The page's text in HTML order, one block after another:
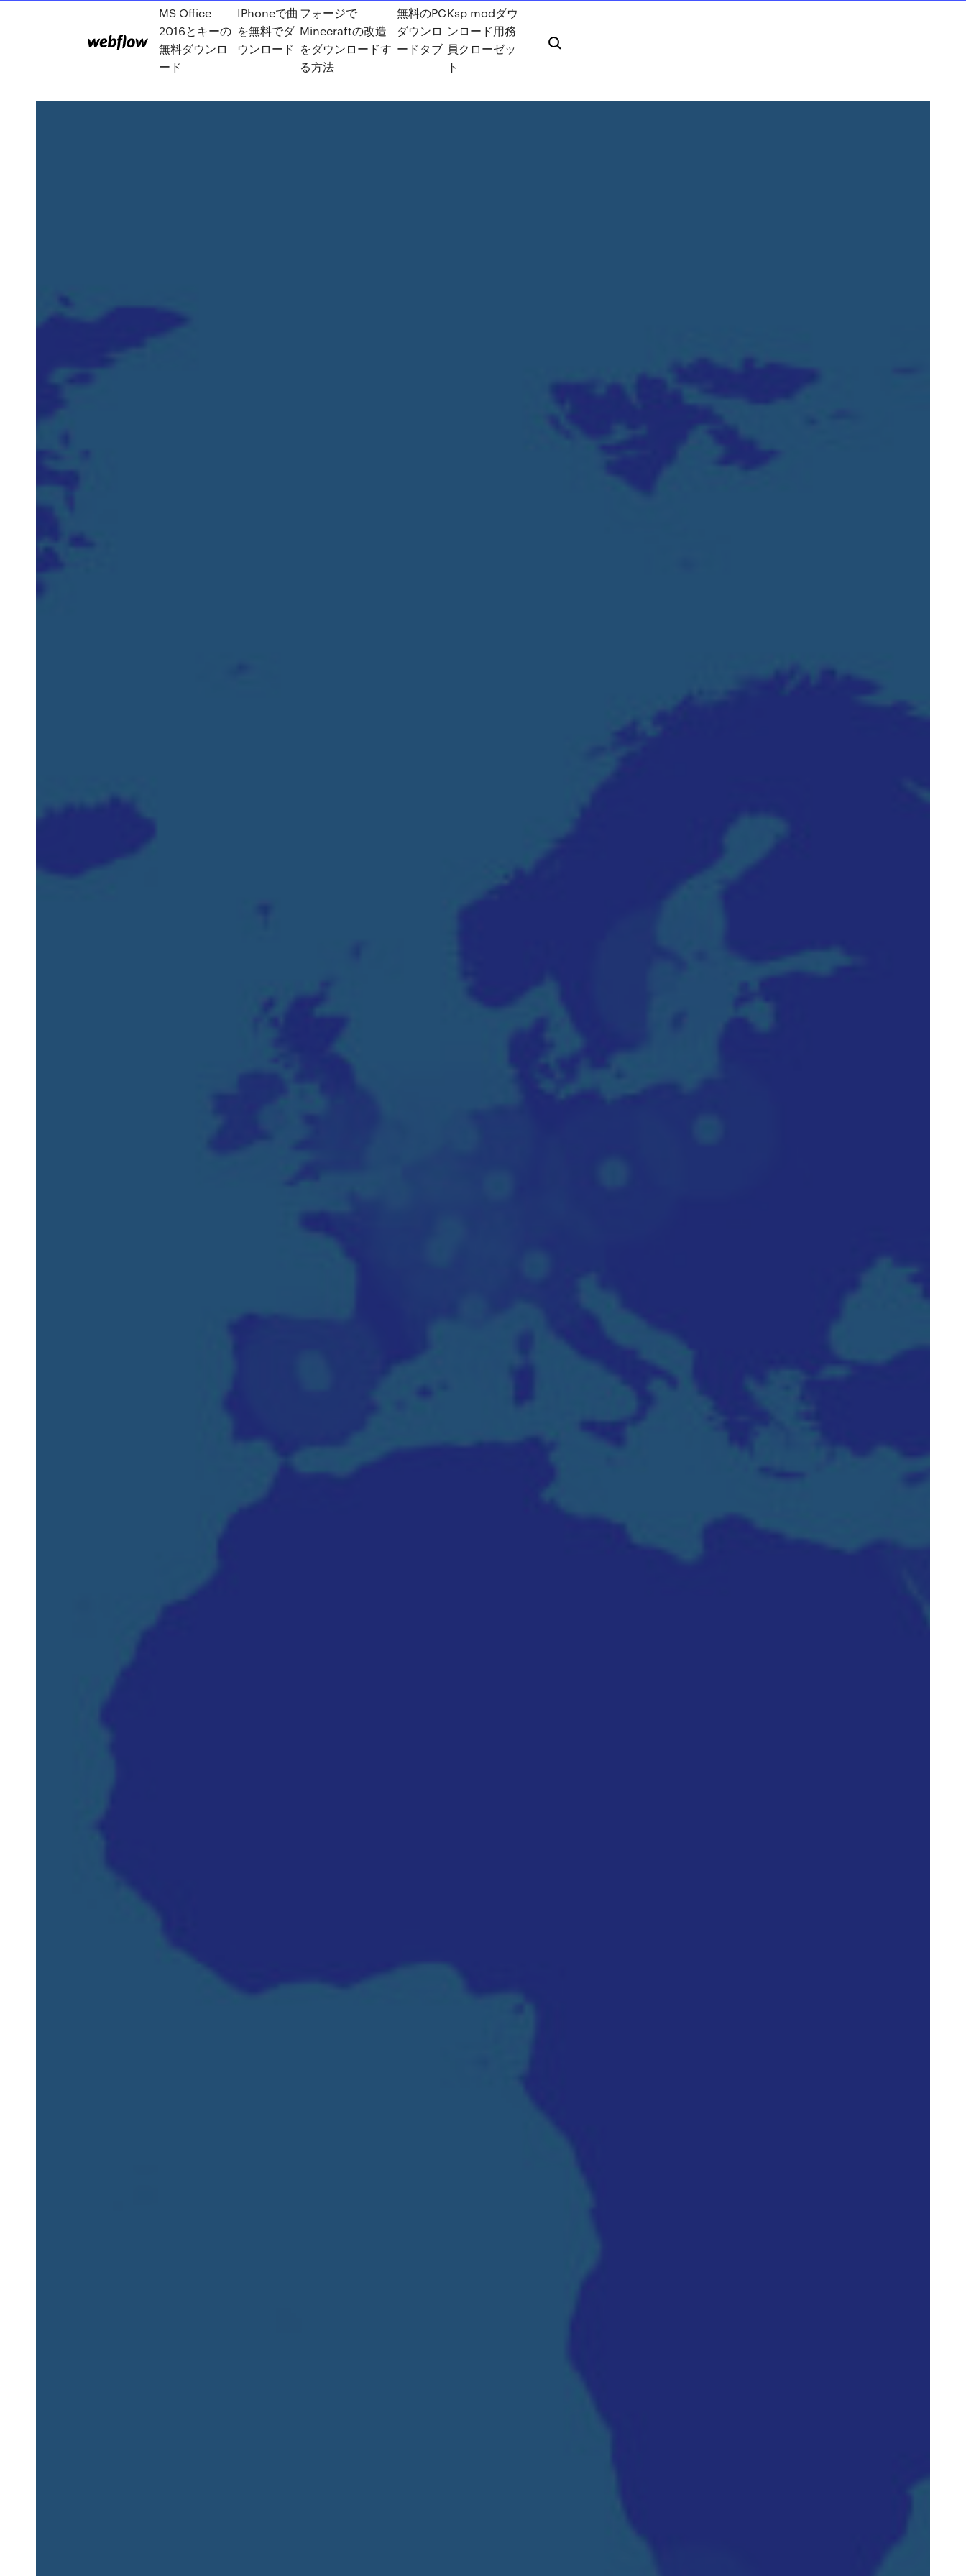
MS Office
2016とキーの
無料ダウンロ
ード
IPhoneで曲
を無料でダ
ウンロード
フォージで
Minecraftの改造
をダウンロードす
る方法
無料のPC
ダウンロ
ードタブ
Ksp modダウ
ンロード用務
員クローゼッ
ト